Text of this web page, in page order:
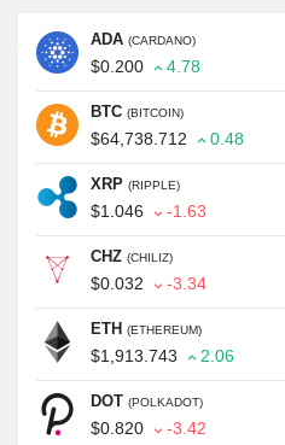
ADA (CARDANO)
$0.200 4.78
BTC (BITCOIN)
$64,738.712 0.48
XRP (RIPPLE)
$1.046 -1.63
CHZ (CHILIZ)
$0.032 -3.34
ETH (ETHEREUM)
$1,913.743 2.06
DOT (POLKADOT)
$0.820 -3.42